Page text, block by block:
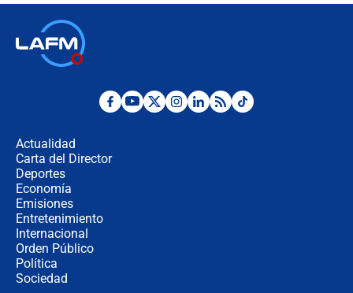
¿Por qué De la Espriella gobernará
Actualidad
Carta del Director
Deportes
Economía
Emisiones
Entretenimiento
Internacional
Orden Público
Política
Sociedad